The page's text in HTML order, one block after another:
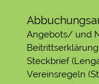
Angebots/ und
Steckbrief
Vereinsregeln